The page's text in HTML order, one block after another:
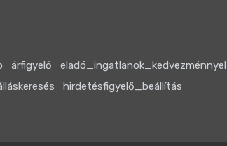
árfigyelő
eladó_ingatlanok_kedvezménnyel
hirdetésfigyelő_beállítás